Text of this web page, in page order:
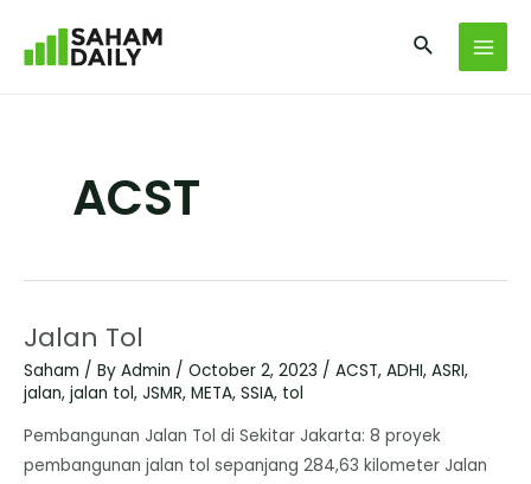
ACST
Jalan Tol
Saham / By Admin / October 2, 2023 / ACST, ADHI, ASRI,
jalan, jalan tol, JSMR, META, SSIA, tol
Pembangunan Jalan Tol di Sekitar Jakarta: 8 proyek
pembangunan jalan tol sepanjang 284,63 kilometer Jalan